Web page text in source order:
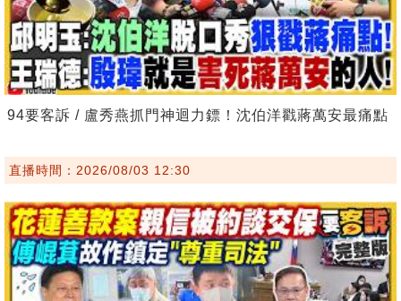
94要客訴 / 盧秀燕抓門神迴力鏢！沈伯洋戳蔣萬安最痛點
直播時間：2026/08/03 12:30